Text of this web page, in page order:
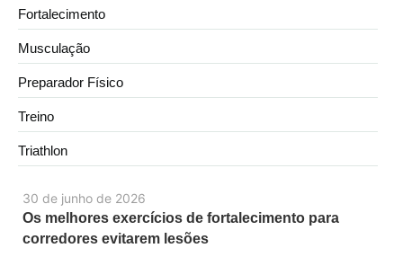
30 de junho de 2026
Os melhores exercícios de fortalecimento para
corredores evitarem lesões
Fortalecimento
Musculação
Preparador Físico
Treino
Triathlon